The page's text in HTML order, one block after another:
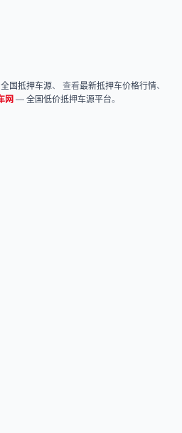
全国抵押车源、 查看最新抵押车价格行情、
网 — 全国低价抵押车源平台。